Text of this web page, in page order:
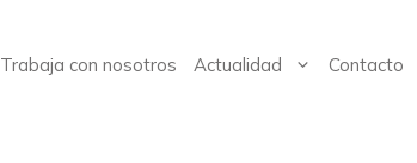
Trabaja con nosotros Actualidad Contacto